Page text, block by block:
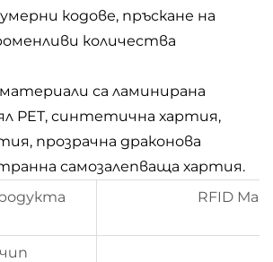
кодове, пръскане на
количества
са ламинирана
PET, синтетична хартия,
прозрачна драконова
самозалепваща хартия.
RFID